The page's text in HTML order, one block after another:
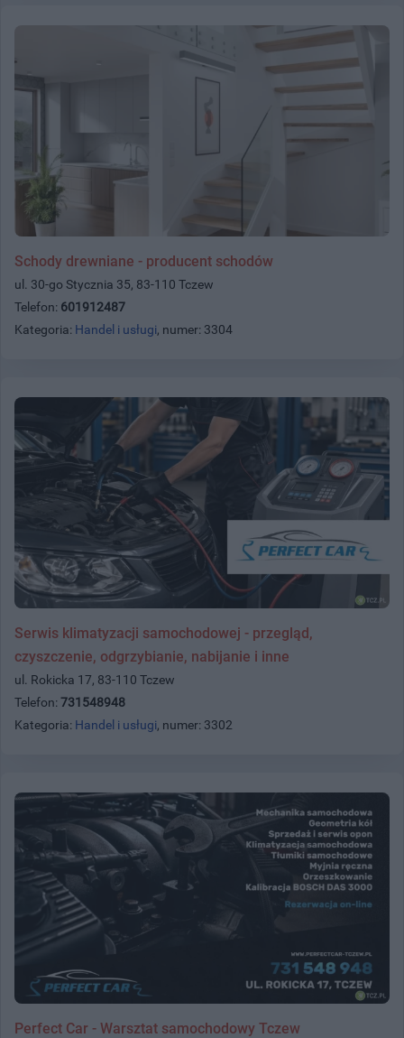
Schody drewniane - producent schodów
ul. 30-go Stycznia 35, 83-110 Tczew
Telefon: 601912487
Kategoria: Handel i usługi, numer: 3304
Serwis klimatyzacji samochodowej - przegląd,
czyszczenie, odgrzybianie, nabijanie i inne
ul. Rokicka 17, 83-110 Tczew
Telefon: 731548948
Kategoria: Handel i usługi, numer: 3302
Perfect Car - Warsztat samochodowy Tczew